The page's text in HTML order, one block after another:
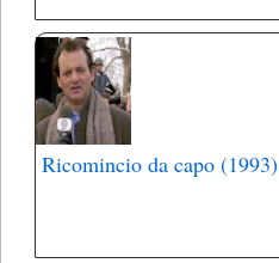
Ricomincio da capo (1993)